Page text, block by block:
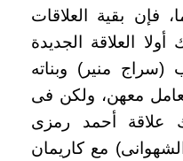
فإن بقية العلاقات
العلاقة الجديدة
(سراج منير) وبناته
معهن، ولكن فى
علاقة أحمد رمزى
مع كاريمان